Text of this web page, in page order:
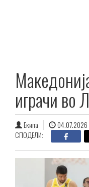
играчи во
Екипа
04.07.2026
СПОДЕЛИ: